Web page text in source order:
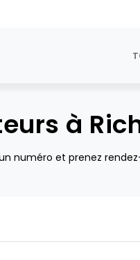
à
numéro et prenez